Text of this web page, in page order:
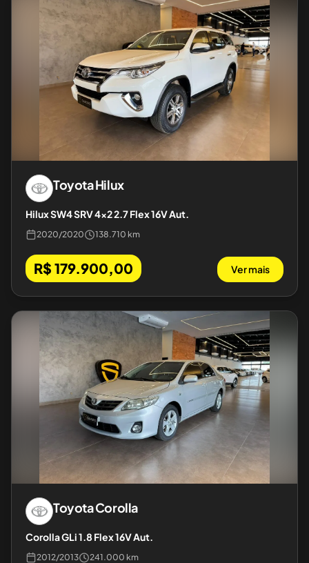
ToyotaHilux
Hilux SW4 SRV 4x2 2.7 Flex 16V Aut.
2020/2020 138.710 km
R$ 179.900,00 Ver mais
ToyotaCorolla
Corolla GLi 1.8 Flex 16V Aut.
2012/2013 241.000 km